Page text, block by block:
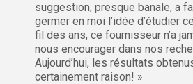
suggestion, presque banale, a
germer en moi l’idée d’étudier
fil des ans, ce fournisseur n’a
nous encourager dans nos
Aujourd’hui, les résultats
certainement raison! »